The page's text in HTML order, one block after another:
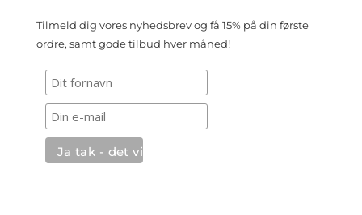
Tilmeld dig vores nyhedsbrev og få 15% på din første
ordre, samt gode tilbud hver måned!